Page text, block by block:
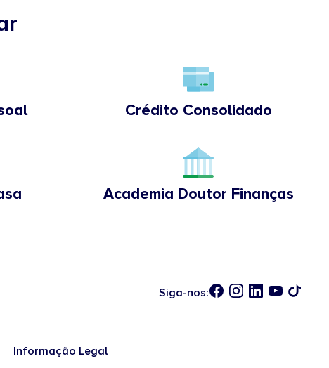
Crédito Consolidado
Academia Doutor Finanças
Siga-nos:
Informação Legal